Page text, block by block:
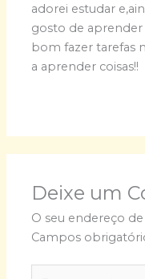
adorei estudar
gosto de aprender
bom fazer tarefas
a aprender coisas!!
Deixe um
O seu endereço
Campos